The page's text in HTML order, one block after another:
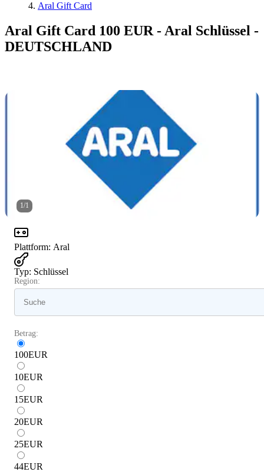
Aral Gift Card
Aral Gift Card 100 EUR - Aral Schlüssel -
DEUTSCHLAND
1/1
Plattform: Aral
Typ: Schlüssel
Region:
Betrag:
100EUR
10EUR
15EUR
20EUR
25EUR
44EUR